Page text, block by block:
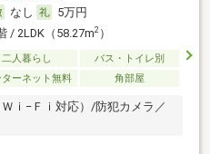
なし
5万円
/ 2LDK（58.27m2）
二人暮らし
バス・トイレ別
ターネット無料 角部屋
ｉ−Ｆｉ対応）/防犯カメラ／